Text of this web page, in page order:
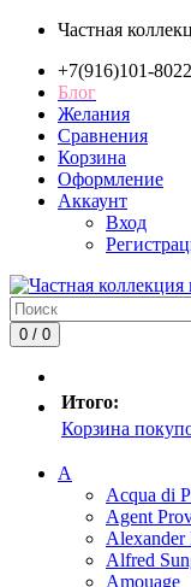
Частная
+7(916)101-8022
Блог
Желания
Сравнения
Корзина
Оформление
Аккаунт
Вход
0 / 0
Итого:
Корзина
A
Acqua di
Agent
Alexander
Alfred
Amouage